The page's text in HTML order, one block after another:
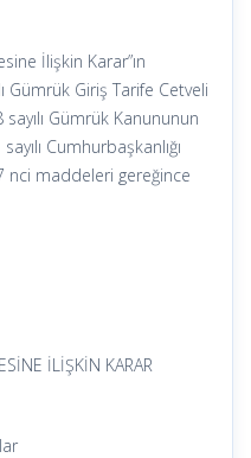
İlişkin Karar”ın
Gümrük Giriş Tarife Cetveli
Gümrük Kanununun
Cumhurbaşkanlığı
nci maddeleri gereğince
İLİŞKİN KARAR